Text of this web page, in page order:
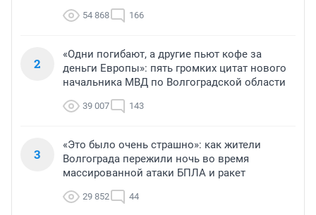
54 868 166
2
«Одни погибают, а другие пьют кофе за
деньги Европы»: пять громких цитат нового
начальника МВД по Волгоградской области
39 007 143
3
«Это было очень страшно»: как жители
Волгограда пережили ночь во время
массированной атаки БПЛА и ракет
29 852 44